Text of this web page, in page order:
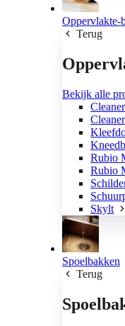
Oppervlakte-
Terug
Bekijk alle
Rubio
Rubio
Skylt
Spoelbakken
Terug